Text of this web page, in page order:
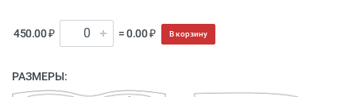
450.00 ₽ = 0.00 ₽ В корзину
РАЗМЕРЫ: